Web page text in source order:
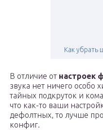
Как убрать
В отличие от настроек
звука нет ничего особо
тайных подкруток и
что как-то ваши
дефолтных, то лучше
конфиг.